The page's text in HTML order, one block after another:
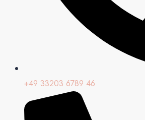
+49 33203 6789 46